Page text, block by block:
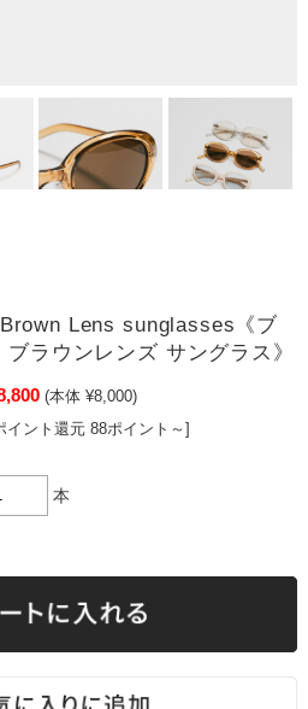
Lens sunglasses《ブ
ラウンレンズ サングラス》
(本体 ¥8,000)
イント還元 88ポイント～]
本